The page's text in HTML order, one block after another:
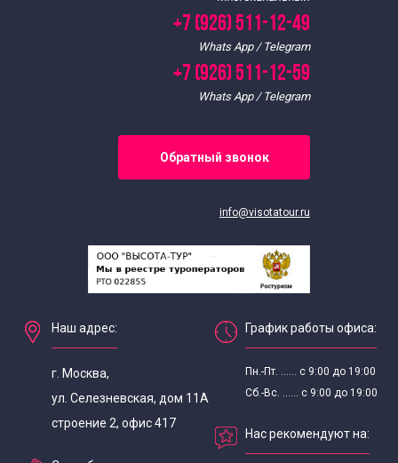
+7 (926) 511-12-49
Whats App / Telegram
+7 (926) 511-12-59
Whats App / Telegram
Обратный звонок
info@visotatour.ru
Наш адрес:
г. Москва,
ул. Селезневская, дом 11А
строение 2, офис 417
График работы офиса:
Пн.-Пт. ...... с 9:00 до 19:00
Сб.-Вс. ...... с 9:00 до 19:00
Нас рекомендуют на: